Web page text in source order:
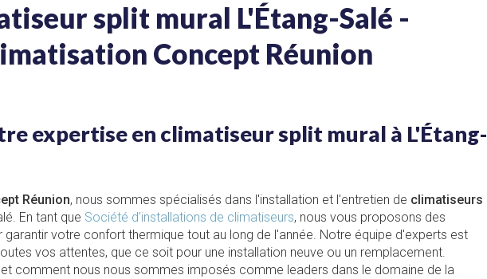
split mural L'Étang-Salé -
Concept Réunion
expertise en climatiseur split mural à L'Étang-
Réunion, nous sommes spécialisés dans l'installation et l'entretien de climatiseurs
En tant que Société d'installations de climatiseurs, nous vous proposons des
garantir votre confort thermique tout au long de l'année. Notre équipe d'experts est
vos attentes, que ce soit pour une installation neuve ou un remplacement.
et comment nous nous sommes imposés comme leaders dans le domaine de la